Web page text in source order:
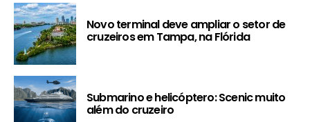
Novo terminal deve ampliar o setor de
cruzeiros em Tampa, na Flórida
Submarino e helicóptero: Scenic muito
além do cruzeiro